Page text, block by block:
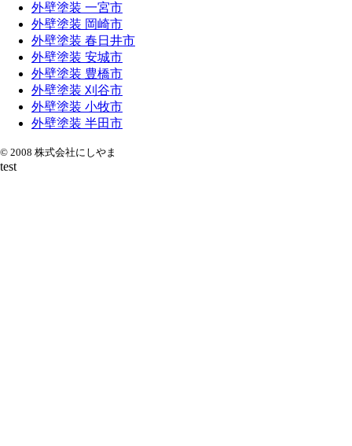
外壁塗装 一宮市
外壁塗装 岡崎市
外壁塗装 春日井市
外壁塗装 安城市
外壁塗装 豊橋市
外壁塗装 刈谷市
外壁塗装 小牧市
外壁塗装 半田市
© 2008 株式会社にしやま
test